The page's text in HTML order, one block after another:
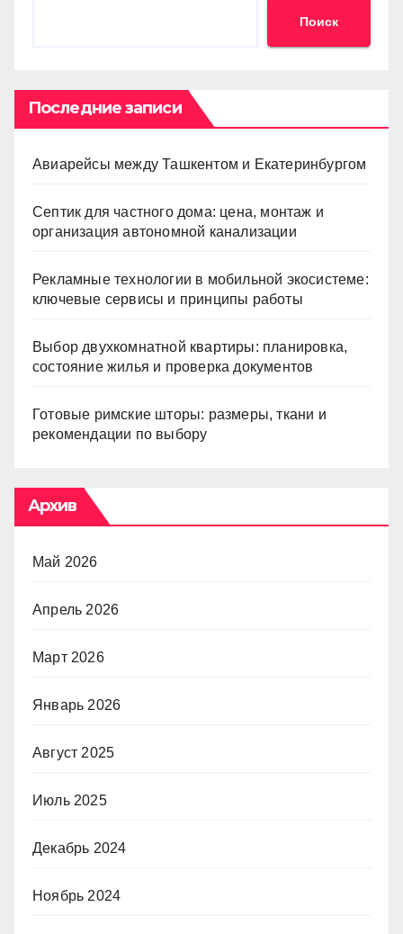
Поиск
Последние записи
Авиарейсы между Ташкентом и Екатеринбургом
Септик для частного дома: цена, монтаж и
организация автономной канализации
Рекламные технологии в мобильной экосистеме:
ключевые сервисы и принципы работы
Выбор двухкомнатной квартиры: планировка,
состояние жилья и проверка документов
Готовые римские шторы: размеры, ткани и
рекомендации по выбору
Архив
Май 2026
Апрель 2026
Март 2026
Январь 2026
Август 2025
Июль 2025
Декабрь 2024
Ноябрь 2024